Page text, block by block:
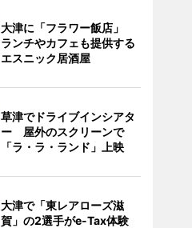
大津に「フラワー飯店」
ランチやカフェも提供する
エスニック居酒屋
草津でドライブインシアタ
ー 屋外のスクリーンで
「ラ・ラ・ランド」上映
大津で「東レアローズ滋
賀」の2選手がe-Tax体験